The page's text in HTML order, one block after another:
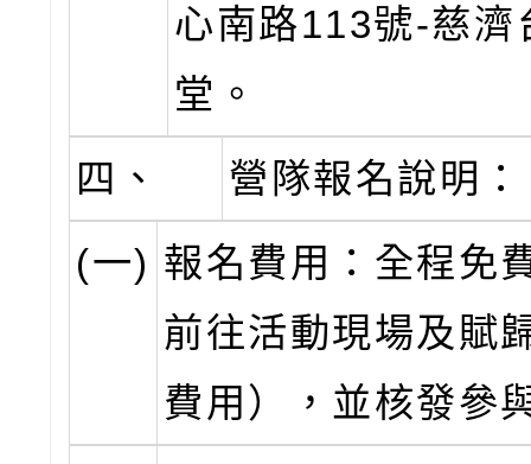
心南路113號-慈濟
堂。
四、
營隊報名說明：
(一) 報名費用：全程免
前往活動現場及賦
費用），並核發參